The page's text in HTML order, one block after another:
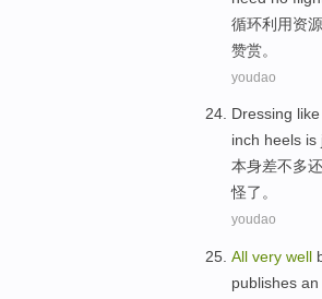
循环利用资源
赞赏。
youdao
Dressing like
inch heels is
本身差不多
怪了。
youdao
All very well
publishes an